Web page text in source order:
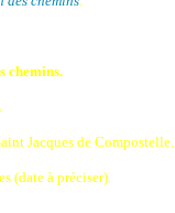
chemins.
Jacques de Compostelle.
(date à préciser).